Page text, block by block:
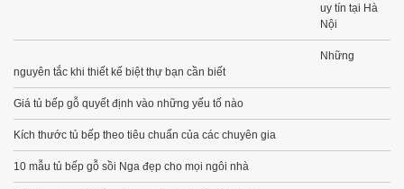
uy tín tại Hà
Nội
Những
nguyên tắc khi thiết kế biệt thự bạn cần biết
Giá tủ bếp gỗ quyết định vào những yếu tố nào
Kích thước tủ bếp theo tiêu chuẩn của các chuyên gia
10 mẫu tủ bếp gỗ sồi Nga đẹp cho mọi ngôi nhà